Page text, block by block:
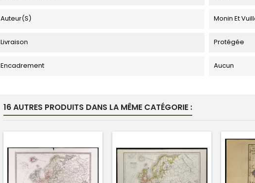
Auteur(s) Monin Et
Livraison Protégée
Encadrement Aucun
16 AUTRES PRODUITS DANS LA MÊME CATÉGORIE :